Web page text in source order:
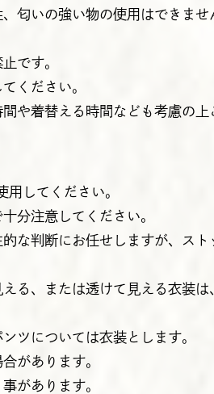
匂いの強い物の使用はできませ
です。
ください。
や着替える時間なども考慮の上
してください。
分注意してください。
な判断にお任せしますが、スト
る、または透けて見える衣装は
ツについては衣装とします。
があります。
があります。